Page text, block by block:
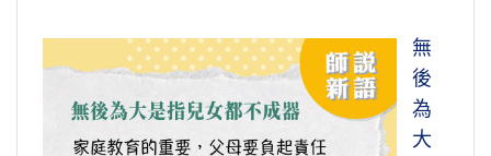
無
後
為
大